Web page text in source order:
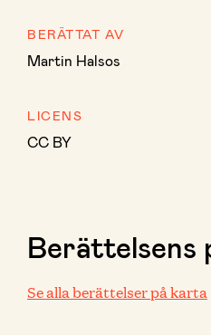
BERÄTTAT AV
Martin Halsos
LICENS
CC BY
Berättelsens
Se alla berättelser på karta